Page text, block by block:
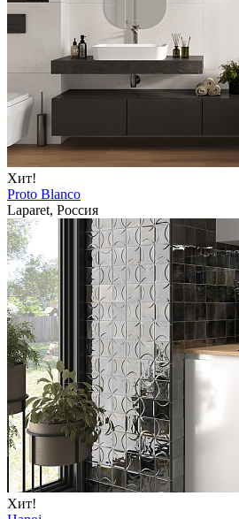
Хит!
Proto Blanco
Laparet, Россия
Хит!